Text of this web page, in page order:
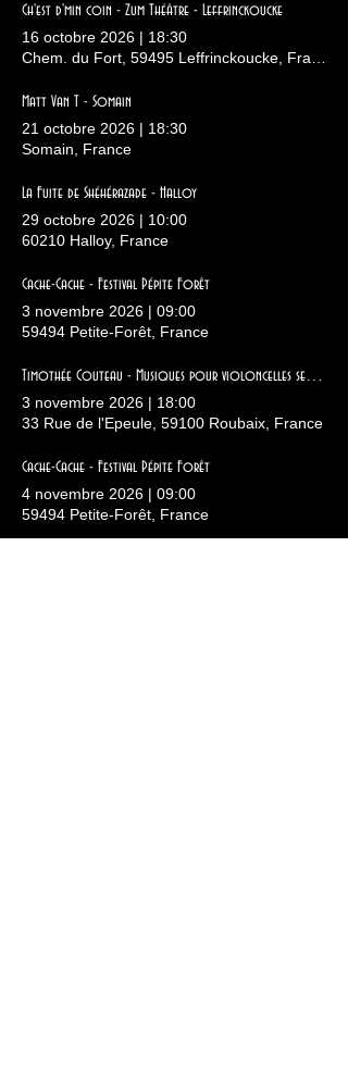
Ch'est d'min coin - Zum Théâtre - Leffrinckoucke
16 octobre 2026 | 18:30
Chem. du Fort, 59495 Leffrinckoucke, France
Matt Van T - Somain
21 octobre 2026 | 18:30
Somain, France
La Fuite de Shéhérazade - Halloy
29 octobre 2026 | 10:00
60210 Halloy, France
Cache-Cache - Festival Pépite Forêt
3 novembre 2026 | 09:00
59494 Petite-Forêt, France
Timothée Couteau - Musiques pour violoncelles seuls - 19-21 du CCN
3 novembre 2026 | 18:00
33 Rue de l'Epeule, 59100 Roubaix, France
Cache-Cache - Festival Pépite Forêt
4 novembre 2026 | 09:00
59494 Petite-Forêt, France